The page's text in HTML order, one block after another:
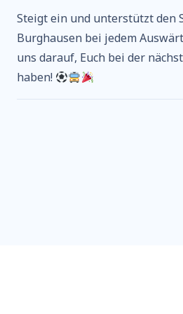
Steigt ein und unterstützt den
Burghausen bei jedem
uns darauf, Euch bei der
haben!